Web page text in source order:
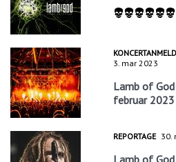
3. mar 2023
Lamb of
februar 2023
REPORTAGE 30.
Lamb of